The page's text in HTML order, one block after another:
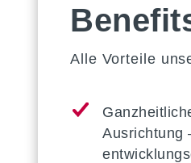
Alle Vorteile
Ausrichtung